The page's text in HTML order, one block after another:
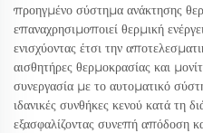
προηγμένο σύστημα ανάκτησης
επαναχρησιμοποιεί θερμική
ενισχύοντας έτσι την
αισθητήρες θερμοκρασίας και
συνεργασία με το αυτοματικό
ιδανικές συνθήκες κενού κατά τη
εξασφαλίζοντας συνεπή απόδοση